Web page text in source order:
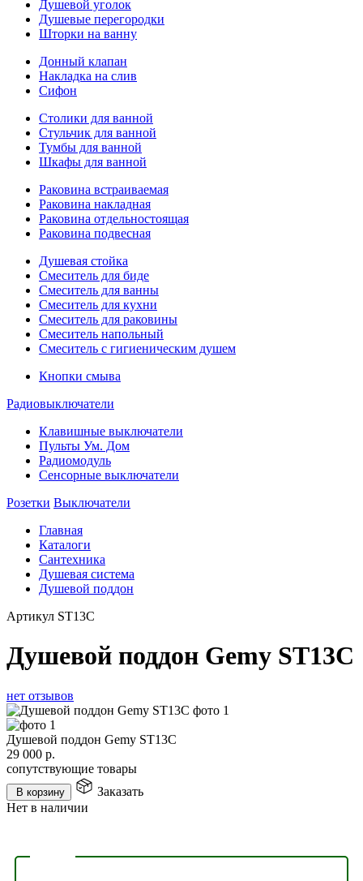
Душевой уголок
Душевые перегородки
Шторки на ванну
Донный клапан
Накладка на слив
Сифон
Столики для ванной
Стульчик для ванной
Тумбы для ванной
Шкафы для ванной
Раковина встраиваемая
Раковина накладная
Раковина отдельностоящая
Раковина подвесная
Душевая стойка
Смеситель для биде
Смеситель для ванны
Смеситель для кухни
Смеситель для раковины
Смеситель напольный
Смеситель с гигиеническим душем
Кнопки смыва
Радиовыключатели
Клавишные выключатели
Пульты Ум. Дом
Радиомодуль
Сенсорные выключатели
Розетки Выключатели
Главная
Каталоги
Сантехника
Душевая система
Душевой поддон
Артикул ST13C
Душевой поддон Gemy ST13C
нет отзывов
Душевой поддон Gemy ST13C
29 000 р.
сопутствующие товары
В корзину
Заказать
Нет в наличии